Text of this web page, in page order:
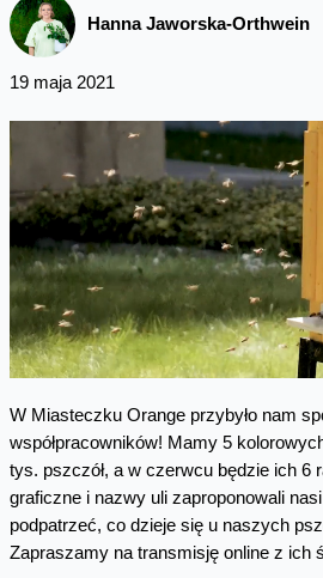
Hanna Jaworska-Orthwein
19 maja 2021
W Miasteczku Orange przybyło nam
współpracowników​! Mamy 5
tys. pszczół, a w czerwcu będzie ich 6
graficzne i nazwy uli zaproponowali
podpatrzeć, co dzieje się u naszych
Zapraszamy na transmisję online z ich